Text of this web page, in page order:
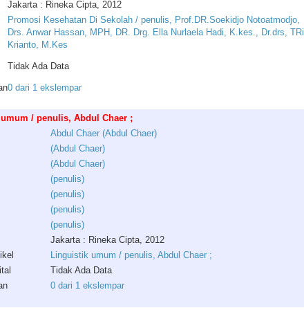
Jakarta : Rineka Cipta, 2012
Promosi Kesehatan Di Sekolah / penulis, Prof.DR.Soekidjo Notoatmodjo,
Drs. Anwar Hassan, MPH, DR. Drg. Ella Nurlaela Hadi, K.kes., Dr.drs, TRi
Krianto, M.Kes
Tidak Ada Data
0 dari 1 ekslempar
/ penulis, Abdul Chaer ;
Abdul Chaer(Abdul Chaer)
(Abdul Chaer)
(Abdul Chaer)
(penulis)
(penulis)
(penulis)
(penulis)
Jakarta : Rineka Cipta, 2012
Linguistik umum / penulis, Abdul Chaer ;
Tidak Ada Data
0 dari 1 ekslempar